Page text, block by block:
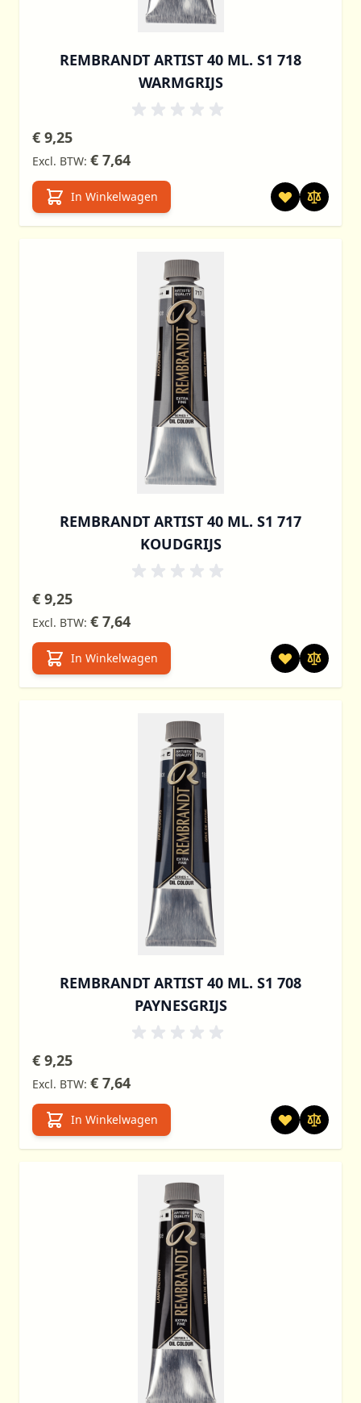
REMBRANDT ARTIST 40 ML. S1 718
WARMGRIJS
€ 9,25
€ 7,64
In Winkelwagen
REMBRANDT ARTIST 40 ML. S1 717
KOUDGRIJS
€ 9,25
€ 7,64
In Winkelwagen
REMBRANDT ARTIST 40 ML. S1 708
PAYNESGRIJS
€ 9,25
€ 7,64
In Winkelwagen